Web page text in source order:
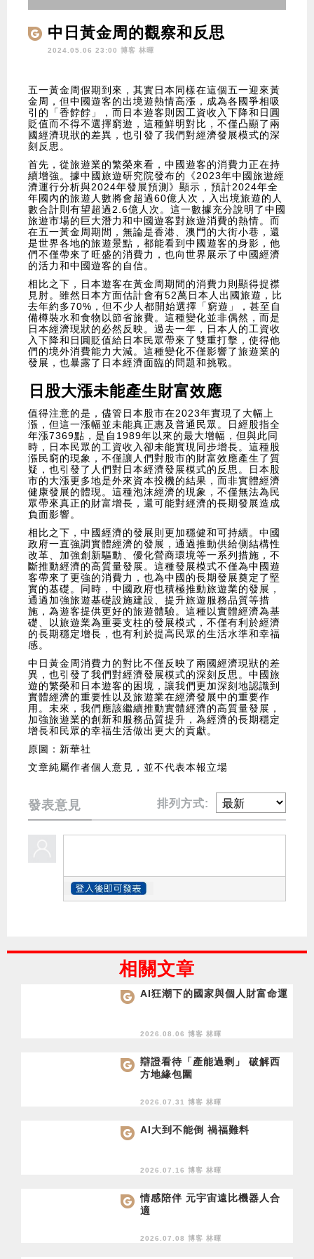
中日黃金周的觀察和反思
2024.05.06 23:00 博客 林暉
五一黃金周假期到來，其實日本同樣在這個五一迎來黃
金周，但中國遊客的出境遊熱情高漲，成為各國爭相吸
引的「香餑餑」，而日本遊客則因工資收入下降和日圓
貶值而不得不選擇窮遊，這種鮮明對比，不僅凸顯了兩
國經濟現狀的差異，也引發了我們對經濟發展模式的深
刻反思。
首先，從旅遊業的繁榮來看，中國遊客的消費力正在持
續增強。據中國旅遊研究院發布的《2023年中國旅遊經
濟運行分析與2024年發展預測》顯示，預計2024年全
年國內的旅遊人數將會超過60億人次，入出境旅遊的人
數合計則有望超過2.6億人次。這一數據充分說明了中國
旅遊市場的巨大潛力和中國遊客對旅遊消費的熱情。而
在五一黃金周期間，無論是香港、澳門的大街小巷，還
是世界各地的旅遊景點，都能看到中國遊客的身影，他
們不僅帶來了旺盛的消費力，也向世界展示了中國經濟
的活力和中國遊客的自信。
相比之下，日本遊客在黃金周期間的消費力則顯得捉襟
見肘。雖然日本方面估計會有52萬日本人出國旅遊，比
去年約多70%，但不少人都開始選擇「窮遊」，甚至自
備樽裝水和食物以節省旅費。這種變化並非偶然，而是
日本經濟現狀的必然反映。過去一年，日本人的工資收
入下降和日圓貶值給日本民眾帶來了雙重打擊，使得他
們的境外消費能力大減。這種變化不僅影響了旅遊業的
發展，也暴露了日本經濟面臨的問題和挑戰。
日股大漲未能產生財富效應
值得注意的是，儘管日本股市在2023年實現了大幅上
漲，但這一漲幅並未能真正惠及普通民眾。日經股指全
年漲7369點，是自1989年以來的最大增幅，但與此同
時，日本民眾的工資收入卻未能實現同步增長。這種股
漲民窮的現象，不僅讓人們對股市的財富效應產生了質
疑，也引發了人們對日本經濟發展模式的反思。日本股
市的大漲更多地是外來資本投機的結果，而非實體經濟
健康發展的體現。這種泡沫經濟的現象，不僅無法為民
眾帶來真正的財富增長，還可能對經濟的長期發展造成
負面影響。
相比之下，中國經濟的發展則更加穩健和可持續。中國
政府一直強調實體經濟的發展，通過推動供給側結構性
改革、加強創新驅動、優化營商環境等一系列措施，不
斷推動經濟的高質量發展。這種發展模式不僅為中國遊
客帶來了更強的消費力，也為中國的長期發展奠定了堅
實的基礎。同時，中國政府也積極推動旅遊業的發展，
通過加強旅遊基礎設施建設、提升旅遊服務品質等措
施，為遊客提供更好的旅遊體驗。這種以實體經濟為基
礎、以旅遊業為重要支柱的發展模式，不僅有利於經濟
的長期穩定增長，也有利於提高民眾的生活水準和幸福
感。
中日黃金周消費力的對比不僅反映了兩國經濟現狀的差
異，也引發了我們對經濟發展模式的深刻反思。中國旅
遊的繁榮和日本遊客的困境，讓我們更加深刻地認識到
實體經濟的重要性以及旅遊業在經濟發展中的重要作
用。未來，我們應該繼續推動實體經濟的高質量發展，
加強旅遊業的創新和服務品質提升，為經濟的長期穩定
增長和民眾的幸福生活做出更大的貢獻。
原圖：新華社
文章純屬作者個人意見，並不代表本報立場
發表意見 排列方式:
相關文章
AI狂潮下的國家與個人財富命運
2026.08.06 博客 林暉
辯證看待「產能過剩」 破解西
方地緣包圍
2026.07.31 博客 林暉
AI大到不能倒 禍福難料
2026.07.16 博客 林暉
情感陪伴 元宇宙遠比機器人合
適
2026.07.08 博客 林暉